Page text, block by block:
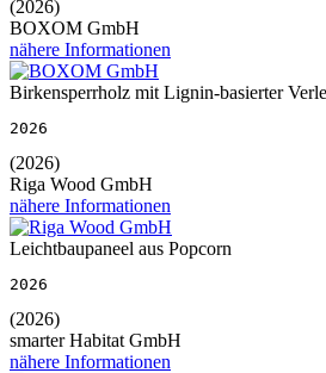
(2026)
BOXOM GmbH
nähere Informationen
Birkensperrholz mit Lignin-basierter
2026
(2026)
Riga Wood GmbH
nähere Informationen
Leichtbaupaneel aus Popcorn
2026
(2026)
smarter Habitat GmbH
nähere Informationen